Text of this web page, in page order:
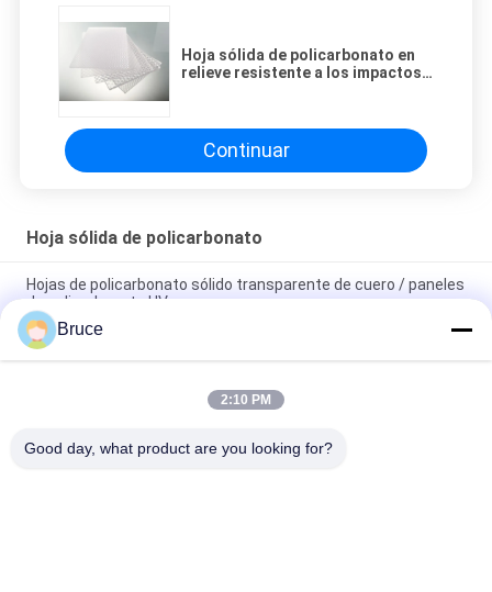
Hoja sólida de policarbonato en
relieve resistente a los impactos
Continuar
Hoja sólida de policarbonato
Hojas de policarbonato sólido transparente de cuero / paneles
de policarbonato UV
Plancha sólida de policarbonato de diseño de prisma para
techos de edificios con extrusión UV Co
Colorido Diamante Superficie de policarbonato hoja sólida
Bruce
2:10 PM
Good day, what product are you looking for?